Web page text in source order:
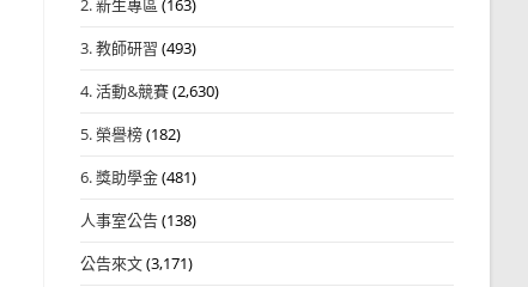
2. 新生專區 (163)
3. 教師研習 (493)
4. 活動&競賽(2,630)
5. 榮譽榜(182)
6. 獎助學金(481)
人事室公告(138)
公告來文(3,171)